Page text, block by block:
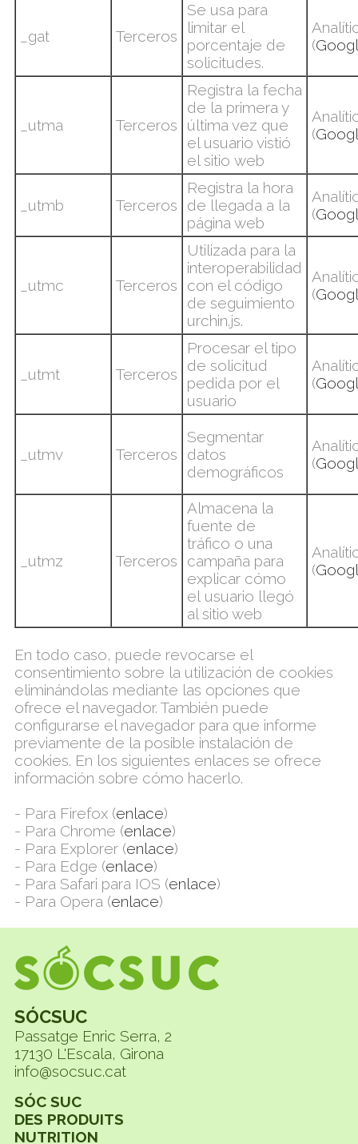
_gat Terceros
Se usa para
limitar el
porcentaje de
solicitudes.
(
_utma Terceros
Registra la fecha
de la primera y
última vez que
el usuario vistió
el sitio web
(
_utmb Terceros
Registra la hora
de llegada a la
página web
(
_utmc Terceros
Utilizada para la
interoperabilidad
con el código
de seguimiento
urchin.js.
(
utmt Terceros
Procesar el tipo
de solicitud
pedida por el
usuario
(
utmv Terceros
Segmentar
datos
demográficos
(
_utmz Terceros
Almacena la
fuente de
tráfico o una
campaña para
explicar cómo
el usuario llegó
al sitio web
(
En todo caso, puede revocarse el
consentimiento sobre la utilización de cookies
eliminándolas mediante las opciones que
ofrece el navegador. También puede
configurarse el navegador para que informe
previamente de la posible instalación de
cookies. En los siguientes enlaces se ofrece
información sobre cómo hacerlo.
- Para Firefox (enlace)
- Para Chrome (enlace)
- Para Explorer (enlace)
- Para Edge (enlace)
- Para Safari para IOS (enlace)
- Para Opera (enlace)
SÓCSUC
Passatge Enric Serra, 2
17130 L'Escala, Girona
info@socsuc.cat
SÓC SUC
DES PRODUITS
NUTRITION